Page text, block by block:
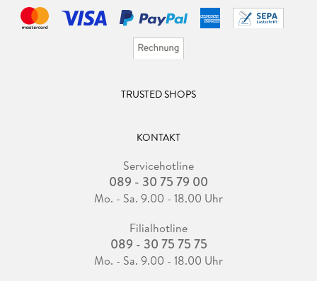
TRUSTED SHOPS
KONTAKT
Servicehotline
089 - 30 75 79 00
Mo. - Sa. 9.00 - 18.00 Uhr
Filialhotline
089 - 30 75 75 75
Mo. - Sa. 9.00 - 18.00 Uhr